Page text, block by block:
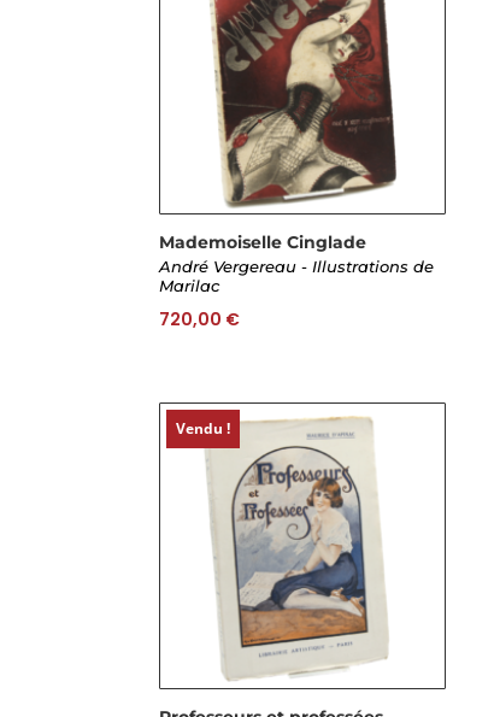
Mademoiselle Cinglade
André Vergereau - Illustrations de
Marilac
720,00 €